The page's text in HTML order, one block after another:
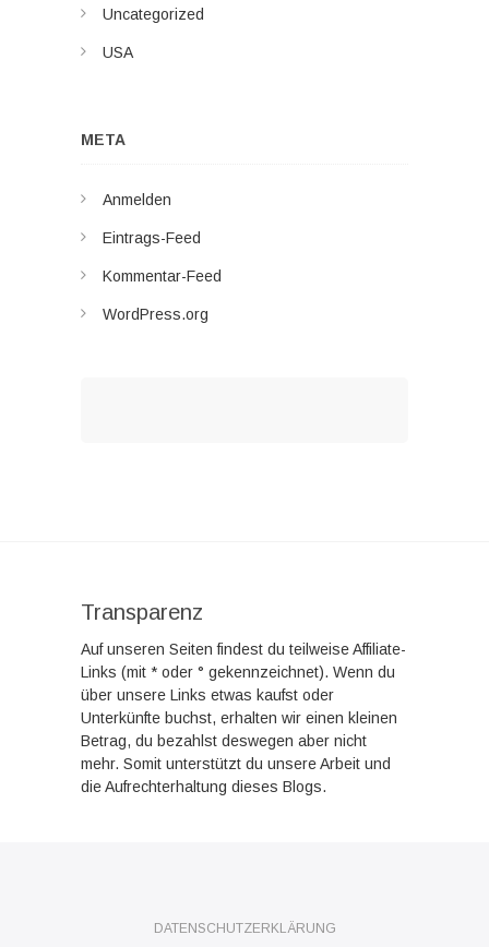
Uncategorized
USA
META
Anmelden
Eintrags-Feed
Kommentar-Feed
WordPress.org
Transparenz
Auf unseren Seiten findest du teilweise Affiliate-
Links (mit * oder ° gekennzeichnet). Wenn du
über unsere Links etwas kaufst oder
Unterkünfte buchst, erhalten wir einen kleinen
Betrag, du bezahlst deswegen aber nicht
mehr. Somit unterstützt du unsere Arbeit und
die Aufrechterhaltung dieses Blogs.
DATENSCHUTZERKLÄRUNG